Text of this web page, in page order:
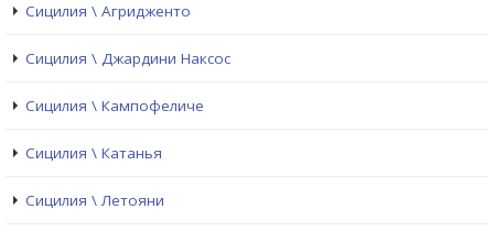
Сицилия \ Агридженто
Сицилия \ Джардини Наксос
Сицилия \ Кампофеличе
Сицилия \ Катанья
Сицилия \ Летояни